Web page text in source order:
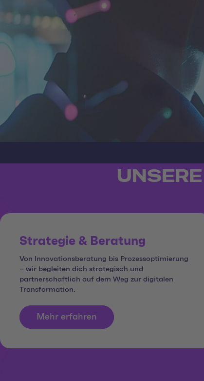
Strategie & Beratung
Von Innovationsberatung bis Prozessoptimierung
– wir begleiten dich strategisch und
partnerschaftlich auf dem Weg zur digitalen
Transformation.
Mehr erfahren